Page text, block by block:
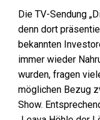
Die TV-Sendung
denn dort
bekannten
immer wieder
wurden, fragen
möglichen Bezug
Show.